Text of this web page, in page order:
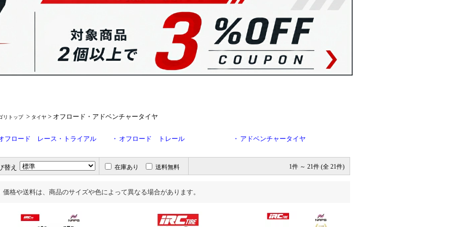
リトップ> タイヤ > オフロード・アドベンチャータイヤ
フロード レース・トライアル ・ オフロード トレール ・ アドベンチャータイヤ
替え 在庫あり 送料無料 1件 ～ 21件 (全 21件)
価格や送料は、商品のサイズや色によって異なる場合があります。